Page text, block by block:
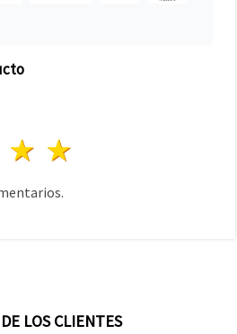
4 estrellas
3 estrellas
LOS CLIENTES